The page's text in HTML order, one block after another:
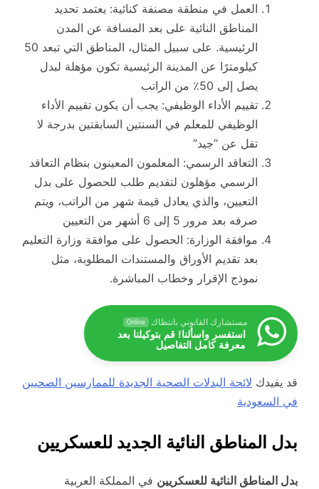
العمل في منطقة مصنفة كنائية: يعتمد تحديد
المناطق النائية على بعد المسافة عن المدن
الرئيسية. على سبيل المثال، المناطق التي تبعد 50
كيلومترًا عن المدينة الرئيسية تكون مؤهلة لبدل
يصل إلى 50٪ من الراتب
تقييم الأداء الوظيفي: يجب أن يكون تقييم الأداء
الوظيفي للمعلم في السنتين السابقتين بدرجة لا
تقل عن “جيد”
التعاقد الرسمي: المعلمون المعينون بنظام التعاقد
الرسمي مؤهلون لتقديم طلب للحصول على بدل
التعيين، والذي يعادل قيمة شهر من الراتب، ويتم
صرفه بعد مرور 5 إلى 6 أشهر من التعيين
موافقة الوزارة: الحصول على موافقة وزارة التعليم
بعد تقديم الأوراق والمستندات المطلوبة، مثل
نموذج الإقرار وخطاب المباشرة.
مستشارك القانوني بانتظاك Online
استفسر واسألنا! قم بتوكيلنا بعد
معرفة كامل التفاصيل
قد يفيدك لائحة البدلات الصحية الجديدة للممارسين الصحيين
في السعودية
بدل المناطق النائية الجديد للعسكريين
بدل المناطق النائية للعسكريين في المملكة العربية